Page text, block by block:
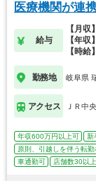
医療機関が連
給与
【月
【年
【時
勤務地 岐阜県
アクセス ＪＲ中
年収600万円以上可 新
原則、引越しを伴う転勤
車通勤可
店舗数30以上